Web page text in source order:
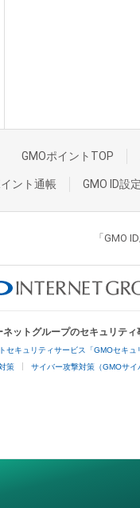
GMOポイントTOP
ント通帳 GMO ID設定
「GMO
ネットグループのセキュリティ
セキュリティサービス「GMOセキュ
策 サイバー攻撃対策（GMOサイ